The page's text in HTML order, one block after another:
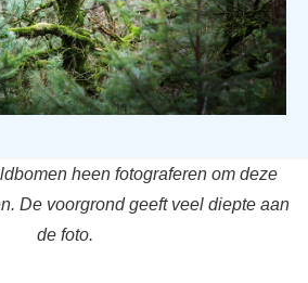
heen fotograferen om deze
De voorgrond geeft veel diepte aan
de foto.